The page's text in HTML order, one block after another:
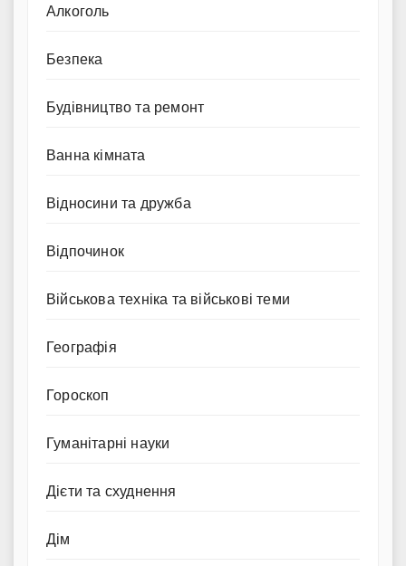
Алкоголь
Безпека
Будівництво та ремонт
Ванна кімната
Відносини та дружба
Відпочинок
Військова техніка та військові теми
Географія
Гороскоп
Гуманітарні науки
Дієти та схуднення
Дім